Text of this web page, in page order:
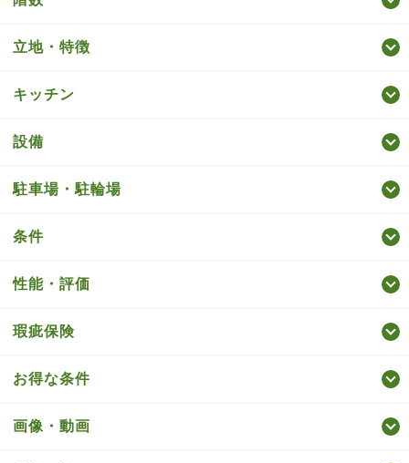
立地・特徴
キッチン
設備
駐車場・駐輪場
条件
性能・評価
瑕疵保険
お得な条件
画像・動画